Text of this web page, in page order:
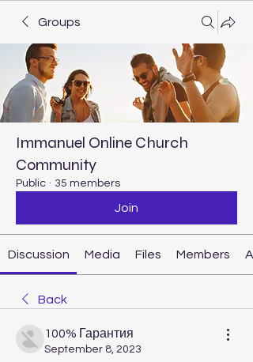
Groups
Immanuel Online Church
Community
Public · 35 members
Join
Discussion Media Files Members
Back
100% Гарантия
September 8, 2023